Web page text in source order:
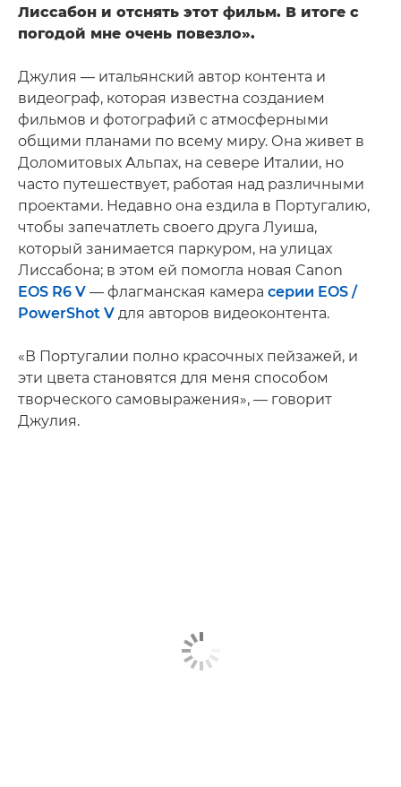
Лиссабон и отснять этот фильм. В итоге с
погодой мне очень повезло».
Джулия — итальянский автор контента и
видеограф, которая известна созданием
фильмов и фотографий с атмосферными
общими планами по всему миру. Она живет в
Доломитовых Альпах, на севере Италии, но
часто путешествует, работая над различными
проектами. Недавно она ездила в Португалию,
чтобы запечатлеть своего друга Луиша,
который занимается паркуром, на улицах
Лиссабона; в этом ей помогла новая Canon
EOS R6 V — флагманская камера серии EOS /
PowerShot V для авторов видеоконтента.
«В Португалии полно красочных пейзажей, и
эти цвета становятся для меня способом
творческого самовыражения», — говорит
Джулия.